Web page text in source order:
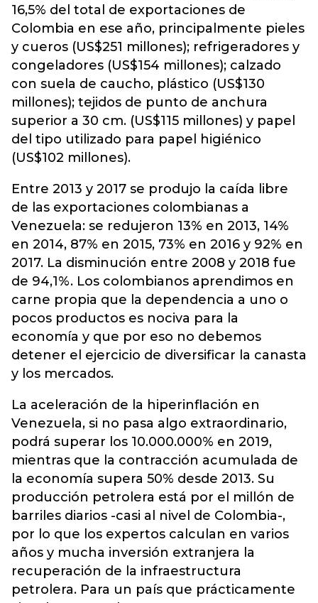
16,5% del total de exportaciones de
Colombia en ese año, principalmente pieles
y cueros (US$251 millones); refrigeradores y
congeladores (US$154 millones); calzado
con suela de caucho, plástico (US$130
millones); tejidos de punto de anchura
superior a 30 cm. (US$115 millones) y papel
del tipo utilizado para papel higiénico
(US$102 millones).
Entre 2013 y 2017 se produjo la caída libre
de las exportaciones colombianas a
Venezuela: se redujeron 13% en 2013, 14%
en 2014, 87% en 2015, 73% en 2016 y 92% en
2017. La disminución entre 2008 y 2018 fue
de 94,1%. Los colombianos aprendimos en
carne propia que la dependencia a uno o
pocos productos es nociva para la
economía y que por eso no debemos
detener el ejercicio de diversificar la canasta
y los mercados.
La aceleración de la hiperinflación en
Venezuela, si no pasa algo extraordinario,
podrá superar los 10.000.000% en 2019,
mientras que la contracción acumulada de
la economía supera 50% desde 2013. Su
producción petrolera está por el millón de
barriles diarios -casi al nivel de Colombia-,
por lo que los expertos calculan en varios
años y mucha inversión extranjera la
recuperación de la infraestructura
petrolera. Para un país que prácticamente